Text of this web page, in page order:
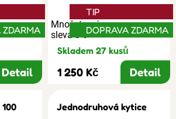
ZDARMA
Detail
Množstevní
sleva 3%
TIP
DOPRAVA ZDARMA
Skladem 27 kusů
1 250 Kč Detail
Jednodruhová kytice